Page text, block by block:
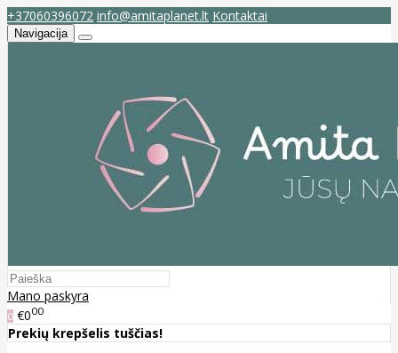
+37060396072 info@amitaplanet.lt Kontaktai
Navigacija
Mano paskyra
0 €000
Prekių krepšelis tuščias!